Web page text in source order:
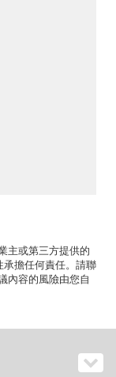
主或第三方提供的
承擔任何責任。請聯
內容的風險由您自